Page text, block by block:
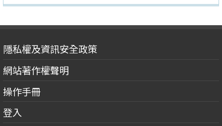
隱私權及資訊安全政策
網站著作權聲明
操作手冊
登入